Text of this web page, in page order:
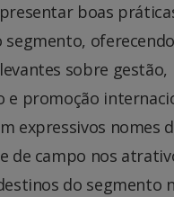
boas
segmento, oferecendo
sobre gestão,
e promoção
expressivos nomes
de campo nos
do segmento